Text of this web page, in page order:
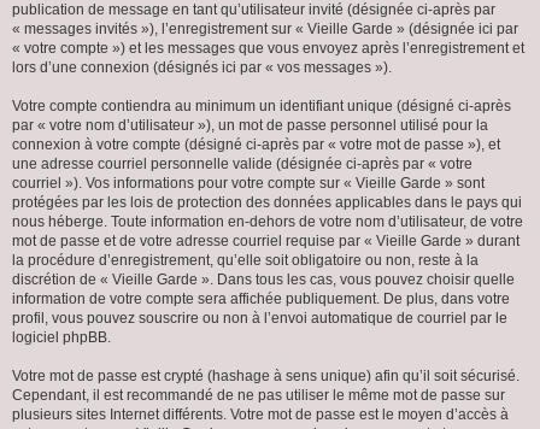
publication de message en tant qu’utilisateur invité (désignée ci-après par
« messages invités »), l’enregistrement sur « Vieille Garde » (désignée ici par
« votre compte ») et les messages que vous envoyez après l’enregistrement et
lors d’une connexion (désignés ici par « vos messages »).
Votre compte contiendra au minimum un identifiant unique (désigné ci-après
par « votre nom d’utilisateur »), un mot de passe personnel utilisé pour la
connexion à votre compte (désigné ci-après par « votre mot de passe »), et
une adresse courriel personnelle valide (désignée ci-après par « votre
courriel »). Vos informations pour votre compte sur « Vieille Garde » sont
protégées par les lois de protection des données applicables dans le pays qui
nous héberge. Toute information en-dehors de votre nom d’utilisateur, de votre
mot de passe et de votre adresse courriel requise par « Vieille Garde » durant
la procédure d’enregistrement, qu’elle soit obligatoire ou non, reste à la
discrétion de « Vieille Garde ». Dans tous les cas, vous pouvez choisir quelle
information de votre compte sera affichée publiquement. De plus, dans votre
profil, vous pouvez souscrire ou non à l’envoi automatique de courriel par le
logiciel phpBB.
Votre mot de passe est crypté (hashage à sens unique) afin qu’il soit sécurisé.
Cependant, il est recommandé de ne pas utiliser le même mot de passe sur
plusieurs sites Internet différents. Votre mot de passe est le moyen d’accès à